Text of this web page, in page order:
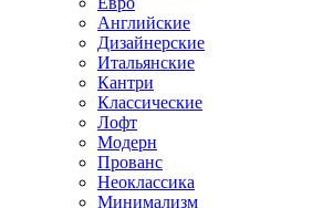
Английские
Дизайнерские
Итальянские
Кантри
Классические
Лофт
Модерн
Прованс
Неоклассика
Минимализм